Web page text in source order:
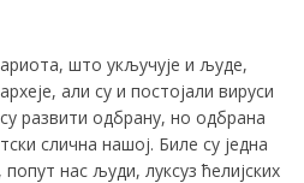
што укључује и људе,
али су и постојали вируси
развити одбрану, но одбрана
слична нашој. Биле су једна
нас људи, луксуз ћелијских